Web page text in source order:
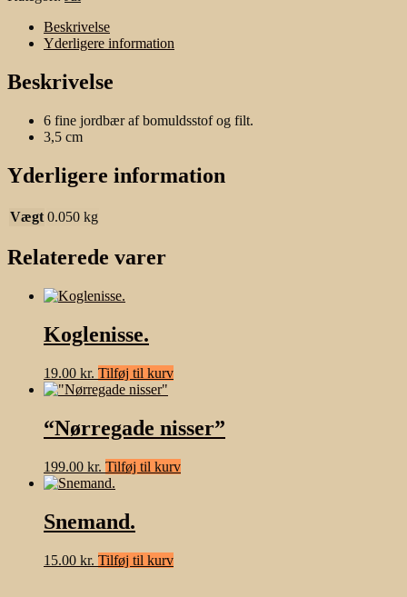
jordbær.
antal
Beskrivelse
Yderligere information
Beskrivelse
6 fine jordbær af bomuldsstof og filt.
3,5 cm
Yderligere information
Vægt 0.050 kg
Relaterede varer
Koglenisse.
19.00 kr. Tilføj til kurv
“Nørregade nisser”
199.00 kr. Tilføj til kurv
Snemand.
15.00 kr. Tilføj til kurv